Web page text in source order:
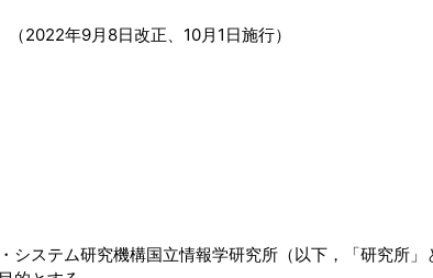
2022年9月8日改正、10月1日施行）
ステム研究機構国立情報学研究所（以下，「研究所」